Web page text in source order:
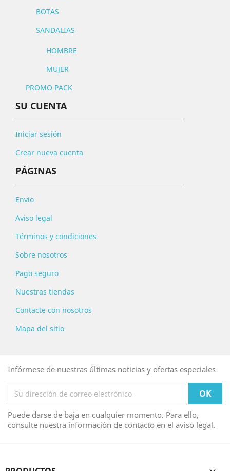
BOTAS
SANDALIAS
HOMBRE
MUJER
PROMO PACK
SU CUENTA
Iniciar sesión
Crear nueva cuenta
PÁGINAS
Envío
Aviso legal
Términos y condiciones
Sobre nosotros
Pago seguro
Nuestras tiendas
Contacte con nosotros
Mapa del sitio
Infórmese de nuestras últimas noticias y ofertas especiales
Puede darse de baja en cualquier momento. Para ello,
consulte nuestra información de contacto en el aviso legal.